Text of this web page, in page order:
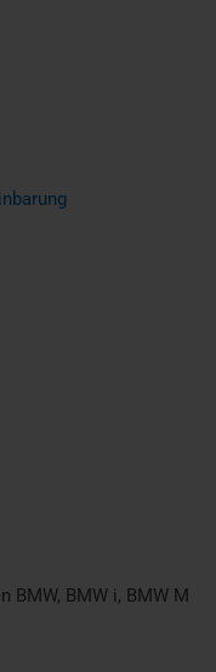
BMW, BMW i, BMW M